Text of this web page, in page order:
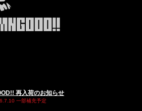
再入荷のお知らせ​
一部補充予定